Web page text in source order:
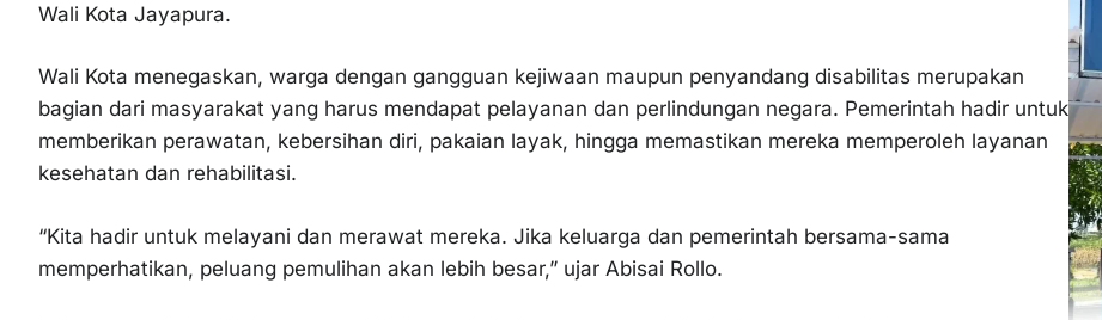
Wali Kota Jayapura.
Wali Kota menegaskan, warga dengan gangguan kejiwaan maupun penyandang disabilitas merupakan
bagian dari masyarakat yang harus mendapat pelayanan dan perlindungan negara. Pemerintah hadir untuk
memberikan perawatan, kebersihan diri, pakaian layak, hingga memastikan mereka memperoleh layanan
kesehatan dan rehabilitasi.
“Kita hadir untuk melayani dan merawat mereka. Jika keluarga dan pemerintah bersama-sama
memperhatikan, peluang pemulihan akan lebih besar,” ujar Abisai Rollo.